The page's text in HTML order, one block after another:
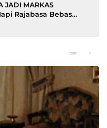
JADI MARKAS
Rajabasa Bebas
Dugaan